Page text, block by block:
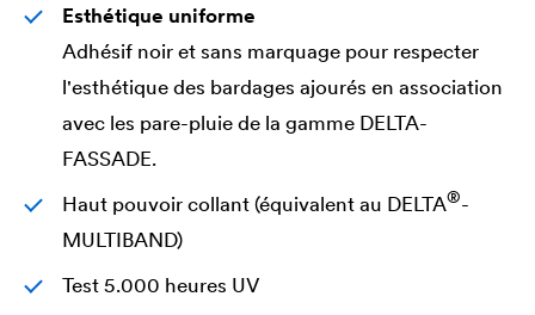
Esthétique uniforme
Adhésif noir et sans marquage pour respecter
l'esthétique des bardages ajourés en association
avec les pare-pluie de la gamme DELTA-
FASSADE.
Haut pouvoir collant (équivalent au DELTA®-
MULTIBAND)
Test 5.000 heures UV